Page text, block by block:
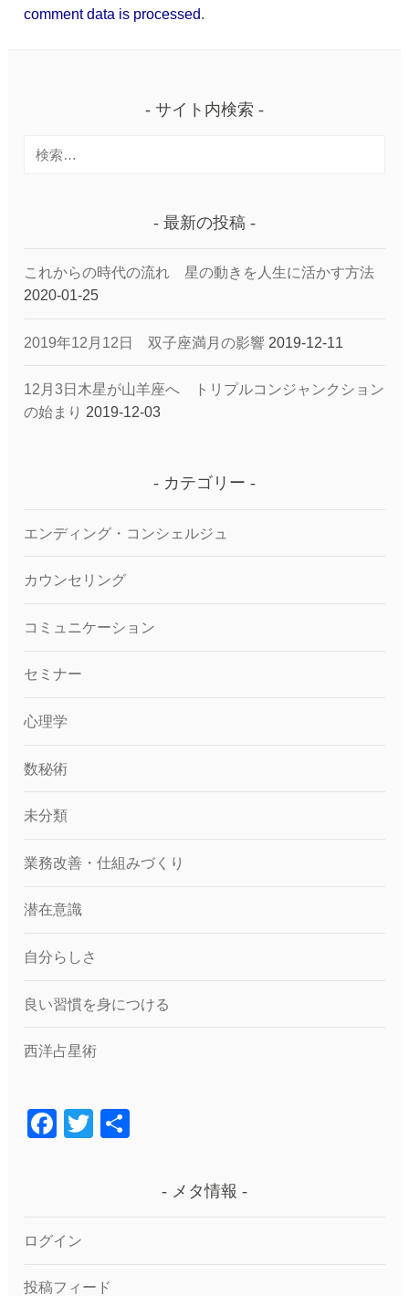
comment data is processed.
サイト内検索
検
最新の投稿
これからの時代の流れ 星の動きを人生に活かす方法
2020-01-25
2019年12月12日 双子座満月の影響 2019-12-11
12月3日木星が山羊座へ トリプルコンジャンクション
の始まり 2019-12-03
カテゴリー
エンディング・コンシェルジュ
カウンセリング
コミュニケーション
セミナー
心理学
数秘術
未分類
業務改善・仕組みづくり
潜在意識
自分らしさ
良い習慣を身につける
西洋占星術
F
b
T
メタ情報
ログイン
投稿フィード